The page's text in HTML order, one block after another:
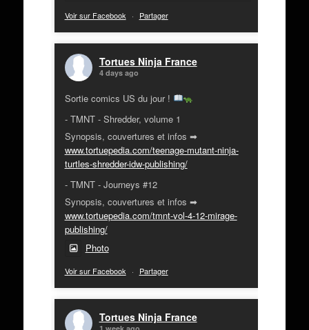
Voir sur Facebook · Partager
Tortues Ninja France
4 days ago
Sortie comics US du jour !
- TMNT - Shredder, volume 1
Synopsis, couvertures et infos ➡
www.tortuepedia.com/teenage-mutant-ninja-
turtles-shredder-idw-publishing/
- TMNT - Journeys #12
Synopsis, couvertures et infos ➡
www.tortuepedia.com/tmnt-vol-4-12-mirage-
publishing/
Photo
Voir sur Facebook · Partager
Tortues Ninja France